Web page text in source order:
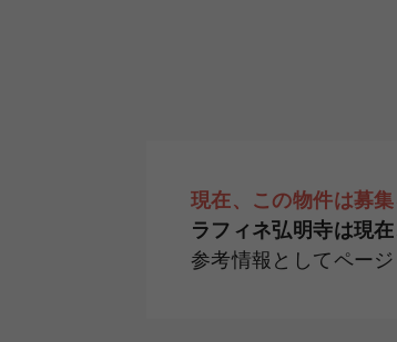
現在、この物件は募
ラフィネ弘明寺は現
参考情報としてページ